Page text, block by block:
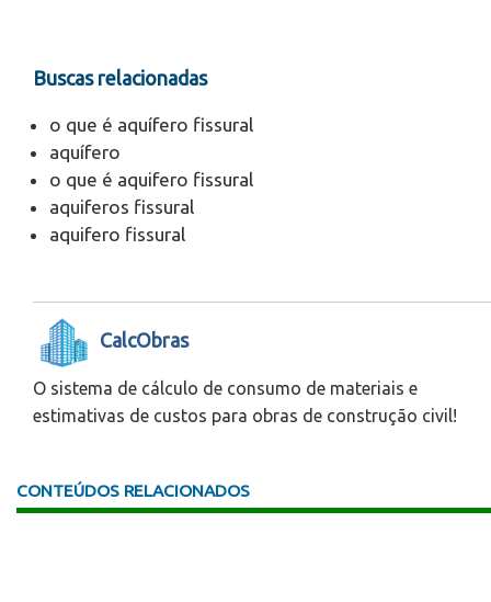
Buscas relacionadas
o que é aquífero fissural
aquífero
o que é aquifero fissural
aquiferos fissural
aquifero fissural
CalcObras
O sistema de cálculo de consumo de materiais e
estimativas de custos para obras de construção civil!
CONTEÚDOS RELACIONADOS